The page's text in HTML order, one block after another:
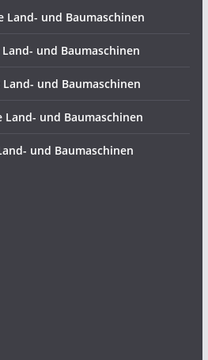
Land- und Baumaschinen
und Baumaschinen
und Baumaschinen
und Baumaschinen
und Baumaschinen